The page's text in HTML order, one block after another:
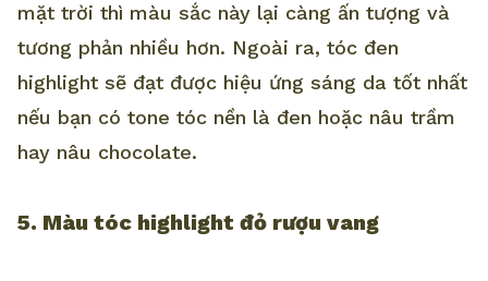
mặt trời thì màu sắc này lại càng ấn tượng và
tương phản nhiều hơn. Ngoài ra, tóc đen
highlight sẽ đạt được hiệu ứng sáng da tốt nhất
nếu bạn có tone tóc nền là đen hoặc nâu trầm
hay nâu chocolate.
5. Màu tóc highlight đỏ rượu vang